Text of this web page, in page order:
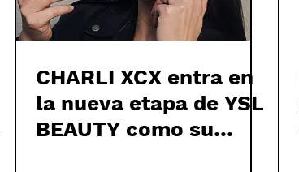
CHARLI XCX entra en
la nueva etapa de YSL
BEAUTY como su